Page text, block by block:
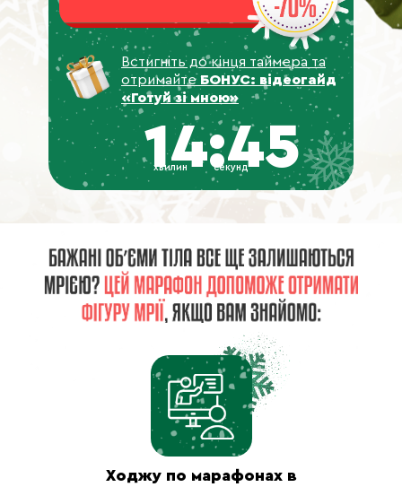
Встигніть до кінця таймера та
отримайте БОНУС: відеогайд
«Готуй зі мною»
секунд
хвилин
14:43
Ходжу по марафонах в